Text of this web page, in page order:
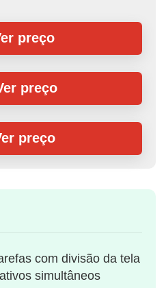
preço
preço
preço
com divisão da tela
simultâneos